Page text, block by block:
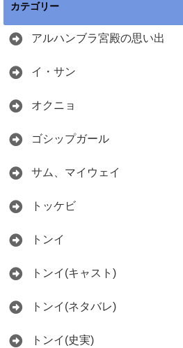
カテゴリー
アルハンブラ宮殿の思い出
イ・サン
オクニョ
ゴシップガール
サム、マイウェイ
トッケビ
トンイ
トンイ(キャスト)
トンイ(ネタバレ)
トンイ(史実)